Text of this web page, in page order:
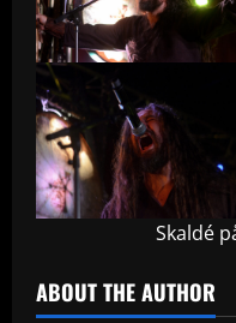
Skaldé
ABOUT THE AUTHOR